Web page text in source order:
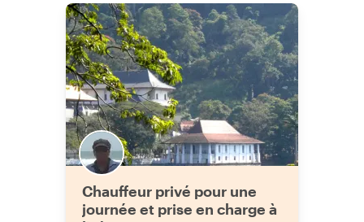
Chauffeur privé pour une
journée et prise en charge à